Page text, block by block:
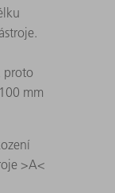
proto
mm
>A<